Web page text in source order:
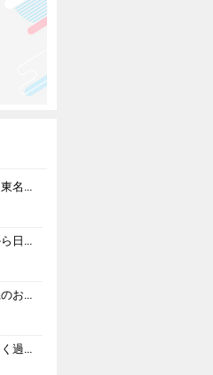
ここに寄るのがおすすめ！東名高速道路・新東名高速道路の充実のSA・PA10選
暑い夏を乗り切る！関西から日帰りや1泊2日におすすめの避暑地10選
定番から穴場まで！山梨県のおすすめ観光スポット37選
暑い夏は混雑も避けて涼しく過ごそう！避暑地のおすすめ穴場スポット10選